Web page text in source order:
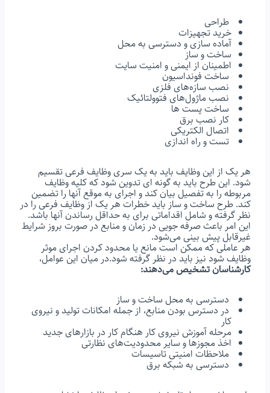
طراحی
خرید تجهیزات
آماده سازی و دسترسی به محل
ساخت و ساز
اطمینان از ایمنی و امنیت سایت
ساخت فونداسیون
نصب سازه‌های فلزی
نصب ماژول‌های فتوولتائیک
ساخت پست ها
کار نصب برق
اتصال الکتریکی
تست و راه اندازی
هر یک از این وظایف باید به یک سری وظایف فرعی تقسیم
شود. این طرح باید به گونه ای تدوین شود که کلیه وظایف
مربوطه را به تفصیل بیان کند و اجرای به موقع آنها را تضمین
کند. طرح ساخت و ساز باید خطرات هر یک از وظایف فرعی را در
نظر گرفته و شامل اقداماتی برای به حداقل رساندن آنها باشد.
این امر باعث صرفه جویی در زمان و منابع در صورت بروز شرایط
غیرقابل پیش بینی می‌شود.
هر عاملی که ممکن است مانع یا محدود کردن اجرای موثر
وظایف شود نیز باید در نظر گرفته شود.در میان این عوامل،
کارشناسان تشخیص می‌دهند:
دسترسی به محل ساخت و ساز
در دسترس بودن منابع، از جمله امکانات تولید و نیروی
کار
مرحله آموزش نیروی کار هنگام کار در بازارهای جدید
اخذ مجوزها و سایر محدودیت‌های نظارتی
ملاحظات امنیتی تاسیسات
دسترسی به شبکه برق